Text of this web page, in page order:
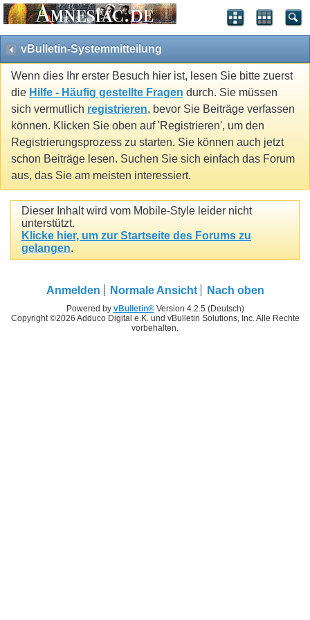
vBulletin-Systemmitteilung
Wenn dies Ihr erster Besuch hier ist, lesen Sie bitte zuerst
die Hilfe - Häufig gestellte Fragen durch. Sie müssen
sich vermutlich registrieren, bevor Sie Beiträge verfassen
können. Klicken Sie oben auf 'Registrieren', um den
Registrierungsprozess zu starten. Sie können auch jetzt
schon Beiträge lesen. Suchen Sie sich einfach das Forum
aus, das Sie am meisten interessiert.
Dieser Inhalt wird vom Mobile-Style leider nicht
unterstützt.
Klicke hier, um zur Startseite des Forums zu
gelangen.
Anmelden Normale Ansicht Nach oben
Powered by vBulletin®Version 4.2.5 (Deutsch)
Copyright ©2026 Adduco Digital e.K. und vBulletin Solutions, Inc. Alle Rechte
vorbehalten.